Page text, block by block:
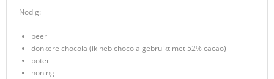
Nodig:
peer
donkere chocola (ik heb chocola gebruikt met 52% cacao)
boter
honing